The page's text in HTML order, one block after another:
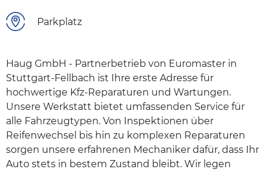
Parkplatz
Haug GmbH - Partnerbetrieb von Euromaster in
Stuttgart-Fellbach ist Ihre erste Adresse für
hochwertige Kfz-Reparaturen und Wartungen.
Unsere Werkstatt bietet umfassenden Service für
alle Fahrzeugtypen. Von Inspektionen über
Reifenwechsel bis hin zu komplexen Reparaturen
sorgen unsere erfahrenen Mechaniker dafür, dass Ihr
Auto stets in bestem Zustand bleibt. Wir legen